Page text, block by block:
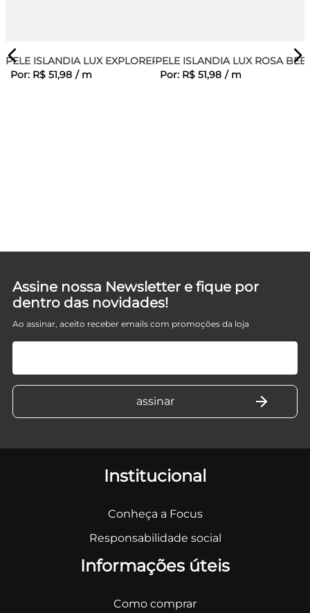
PELE ISLANDIA LUX EXPLORER
Por: R$ 51,98 / m
PELE ISLANDIA LUX ROSA
Por: R$ 51,98 / m
Assine nossa Newsletter e fique por
dentro das novidades!
Ao assinar, aceito receber emails com promoções da loja
Institucional
Conheça a Focus
Responsabilidade social
Informações úteis
Como comprar